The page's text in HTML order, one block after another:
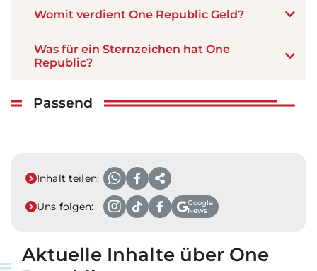
Womit verdient One Republic Geld?
Was für ein Sternzeichen hat One
Republic?
Passend
Inhalt teilen:
Uns folgen:
Google
News
Aktuelle Inhalte über One